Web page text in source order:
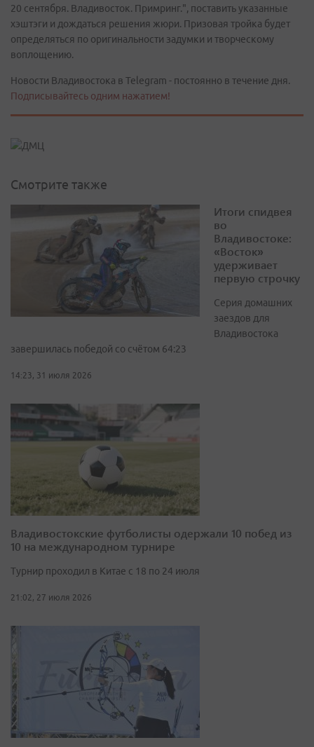
20 сентября. Владивосток. Примринг.", поставить указанные
хэштэги и дождаться решения жюри. Призовая тройка будет
определяться по оригинальности задумки и творческому
воплощению.
Новости Владивостока в Telegram - постоянно в течение дня.
Подписывайтесь одним нажатием!
Смотрите также
Итоги спидвея
во
Владивостоке:
«Восток»
удерживает
первую строчку
Серия домашних
заездов для
Владивостока
завершилась победой со счётом 64:23
14:23, 31 июля 2026
Владивостокские футболисты одержали 10 побед из
10 на международном турнире
Турнир проходил в Китае с 18 по 24 июля
21:02, 27 июля 2026